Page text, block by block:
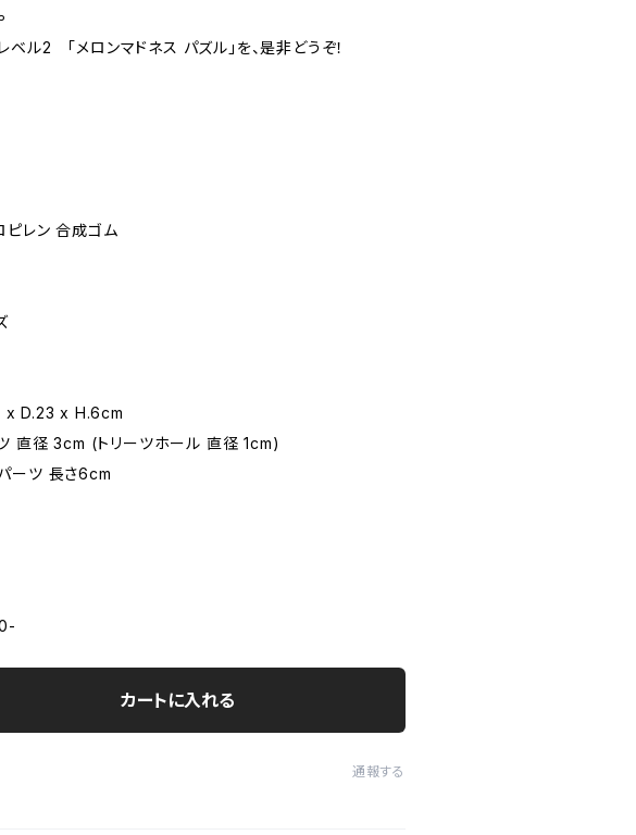
ベル2 「メロンマドネス パズル」を、是非どうぞ！
ピレン 合成ゴム
x D.23 x H.6cm
直径 3cm (トリーツホール 直径 1cm)
ーツ 長さ6cm
カートに入れる
通報する